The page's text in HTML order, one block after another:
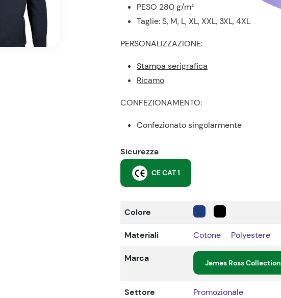
PESO 280 g/m²
Taglie: S, M, L, XL, XXL, 3XL, 4XL
PERSONALIZZAZIONE:
Stampa serigrafica
Ricamo
CONFEZIONAMENTO:
Confezionato singolarmente
Sicurezza
CE CAT 1
Colore
Materiali Cotone Polyestere
Marca James Ross Collection
Settore Promozionale